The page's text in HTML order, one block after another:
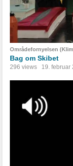
Områdefornyelsen
Bag om Skibet
296 views 19. februar